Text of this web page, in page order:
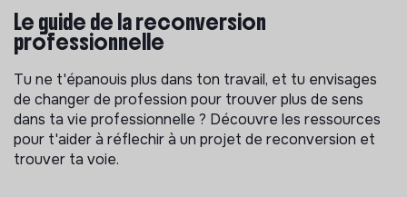
Le guide de la reconversion
professionnelle
Tu ne t'épanouis plus dans ton travail, et tu envisages
de changer de profession pour trouver plus de sens
dans ta vie professionnelle ? Découvre les ressources
pour t'aider à réflechir à un projet de reconversion et
trouver ta voie.